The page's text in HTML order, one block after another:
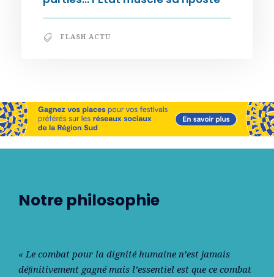
FLASH ACTU
Notre philosophie
« Le combat pour la dignité humaine n’est jamais
déﬁnitivement gagné mais l’essentiel est que ce combat